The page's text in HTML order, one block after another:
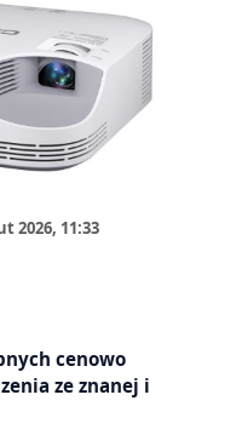
2026, 11:33
cenowo
ze znanej i